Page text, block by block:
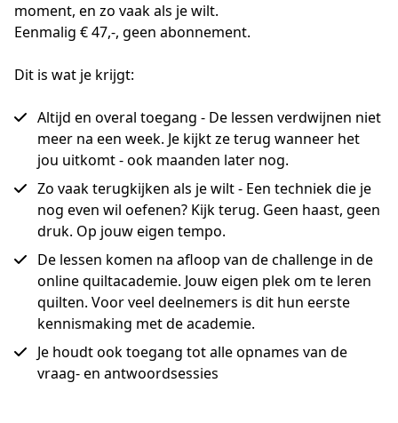
moment, en zo vaak als je wilt.
Eenmalig € 47,-, geen abonnement.
Dit is wat je krijgt:
Altijd en overal toegang - De lessen verdwijnen niet
meer na een week. Je kijkt ze terug wanneer het
jou uitkomt - ook maanden later nog.
Zo vaak terugkijken als je wilt - Een techniek die je
nog even wil oefenen? Kijk terug. Geen haast, geen
druk. Op jouw eigen tempo.
De lessen komen na afloop van de challenge in de
online quiltacademie. Jouw eigen plek om te leren
quilten. Voor veel deelnemers is dit hun eerste
kennismaking met de academie.
Je houdt ook toegang tot alle opnames van de
vraag- en antwoordsessies